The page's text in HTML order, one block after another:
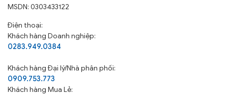
MSDN: 0303433122
Điện thoại:
Khách hàng Doanh nghiệp:
0283.949.0384
Khách hàngĐại lý/Nhà phân phối:
0909.753.773
Khách hàng Mua Lẻ: